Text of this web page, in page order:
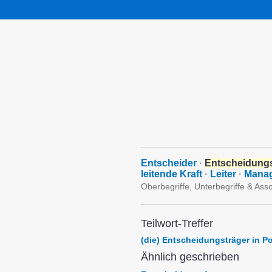
Entscheider ·
leitende Kraft · Leiter ·
Oberbegriffe, Unterbegriffe &
Teilwort-Treffer
(die) Entscheidungsträger in
Ähnlich geschrieben